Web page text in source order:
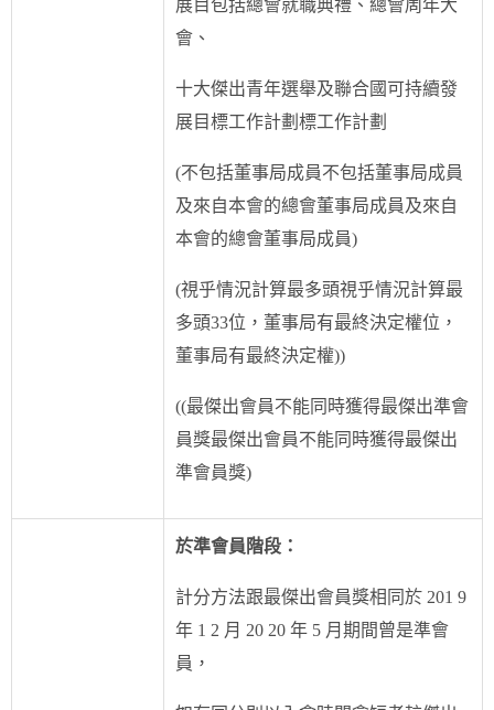
展目包括總會就職典禮、總會周年大
會、
十大傑出青年選舉及聯合國可持續發
展目標工作計劃標工作計劃
(不包括董事局成員不包括董事局成員
及來自本會的總會董事局成員及來自
本會的總會董事局成員)
(視乎情況計算最多頭視乎情況計算最
多頭33位，董事局有最終決定權位，
董事局有最終決定權))
((最傑出會員不能同時獲得最傑出準會
員獎最傑出會員不能同時獲得最傑出
準會員獎)
於準會員階段：
計分方法跟最傑出會員獎相同於 201 9
年 1 2 月 20 20 年 5 月期間曾是準會
員，